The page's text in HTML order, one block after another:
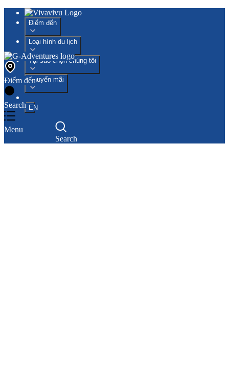
Điểm đến
Loại hình du lịch
Tại sao chọn chúng tôi
Khuyến mãi
EN
Search
Điểm đến
Search
Menu